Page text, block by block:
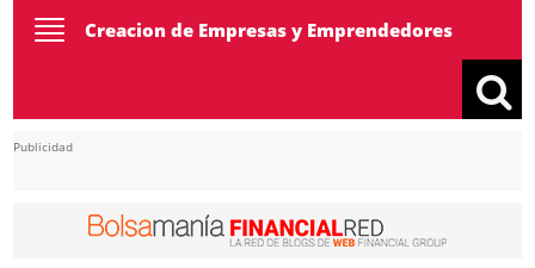
ToggleCreacion de Empresas y Emprendedores
Publicidad